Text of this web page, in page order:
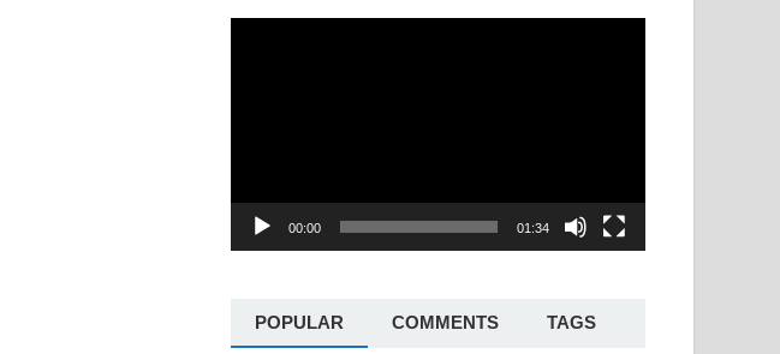
00:00 01:34
POPULAR COMMENTS TAGS